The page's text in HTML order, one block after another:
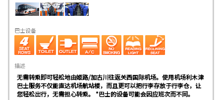
巴士设备
描述
无需转乘即可轻松地由姬路/加古川往返关西国际机场。使用机场利木津
巴士服务不仅能直达机场航站楼，而且更可以把行李存放于行李仓，让
您轻松出行，无需担心转乘。 *巴士的设备可能会因应班次而不同。